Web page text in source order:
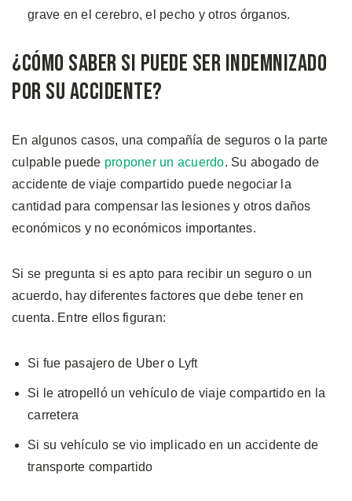
grave en el cerebro, el pecho y otros órganos.
¿Cómo Saber si Puede Ser Indemnizado
por su Accidente?
En algunos casos, una compañía de seguros o la parte
culpable puede proponer un acuerdo. Su abogado de
accidente de viaje compartido puede negociar la
cantidad para compensar las lesiones y otros daños
económicos y no económicos importantes.
Si se pregunta si es apto para recibir un seguro o un
acuerdo, hay diferentes factores que debe tener en
cuenta. Entre ellos figuran:
Si fue pasajero de Uber o Lyft
Si le atropelló un vehículo de viaje compartido en la
carretera
Si su vehículo se vio implicado en un accidente de
transporte compartido